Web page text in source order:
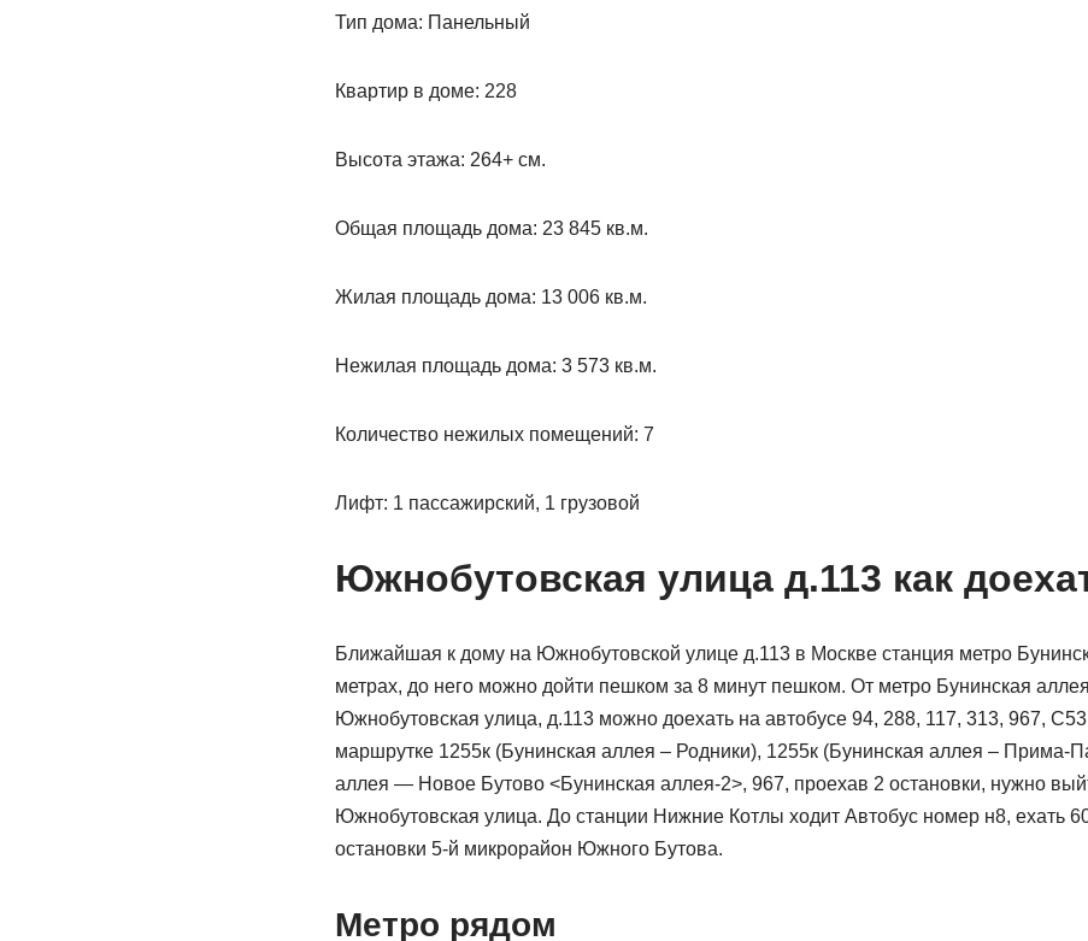
Тип дома: Панельный
Квартир в доме: 228
Высота этажа: 264+ см.
Общая площадь дома: 23 845 кв.м.
Жилая площадь дома: 13 006 кв.м.
Нежилая площадь дома: 3 573 кв.м.
Количество нежилых помещений: 7
Лифт: 1 пассажирский, 1 грузовой
Южнобутовская улица д.113 как
Ближайшая к дому на Южнобутовской улице д.113 в Москве станция метро
метрах, до него можно дойти пешком за 8 минут пешком. От метро Бунинская
Южнобутовская улица, д.113 можно доехать на автобусе 94, 288, 117, 313, 967,
маршрутке 1255к (Бунинская аллея – Родники), 1255к (Бунинская аллея – Прима-
аллея — Новое Бутово <Бунинская аллея-2>, 967, проехав 2 остановки, нужно
Южнобутовская улица. До станции Нижние Котлы ходит Автобус номер н8, ехать
остановки 5-й микрорайон Южного Бутова.
Метро рядом